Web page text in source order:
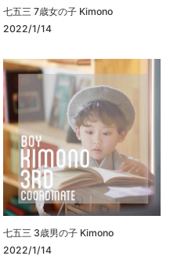
七五三 7歳女の子 Kimono
2022/1/14
七五三 3歳男の子 Kimono
2022/1/14